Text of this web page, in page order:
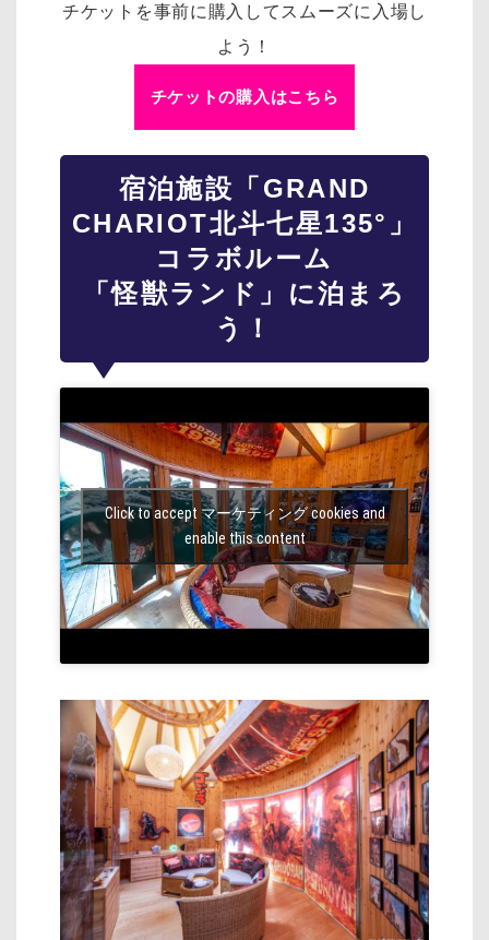
チケットを事前に購入してスムーズに入場し
よう！
チケットの購入はこちら
宿泊施設「GRAND
CHARIOT北斗七星135°」
コラボルーム
「怪獣ランド」に泊まろ
う！
Click to accept マーケティング cookies and
enable this content